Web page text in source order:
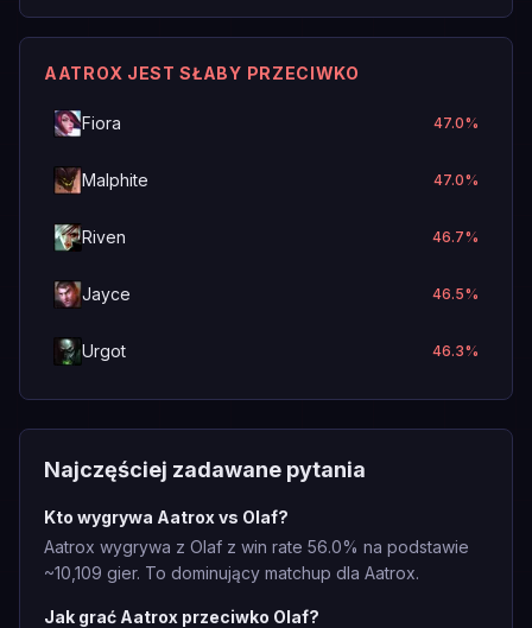
AATROX JEST SŁABY PRZECIWKO
Fiora 47.0%
Malphite 47.0%
Riven 46.7%
Jayce 46.5%
Urgot 46.3%
Najczęściej zadawane pytania
Kto wygrywa Aatrox vs Olaf?
Aatrox wygrywa z Olaf z win rate 56.0% na podstawie
~10,109 gier. To dominujący matchup dla Aatrox.
Jak grać Aatrox przeciwko Olaf?